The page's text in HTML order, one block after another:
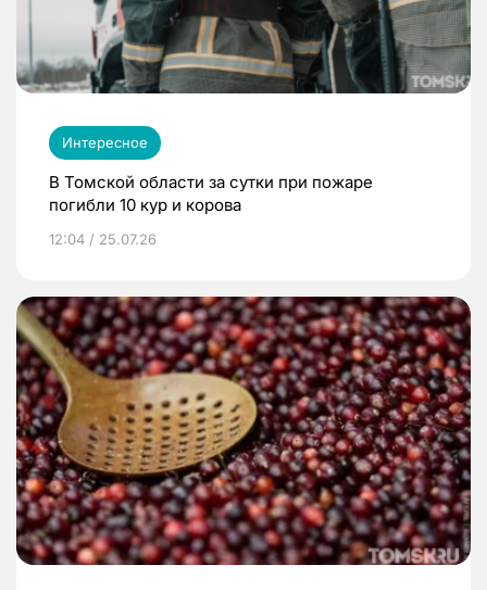
Интересное
В Томской области за сутки при пожаре
погибли 10 кур и корова
12:04 / 25.07.26